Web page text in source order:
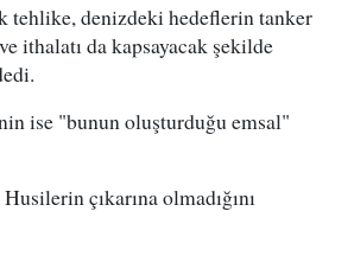
tehlike, denizdeki hedeflerin tanker
ithalatı da kapsayacak şekilde
ise "bunun oluşturduğu emsal"
çıkarına olmadığını